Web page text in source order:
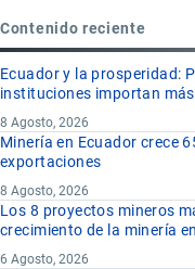
Contenido reciente
Ecuador y la prosperidad:
instituciones importan más
8 Agosto, 2026
Minería en Ecuador crece
exportaciones
8 Agosto, 2026
Los 8 proyectos mineros
crecimiento de la minería
6 Agosto, 2026